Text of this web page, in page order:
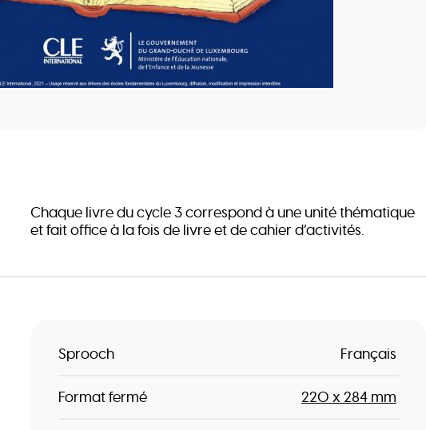
Chaque livre du cycle 3 correspond à une unité thématique
et fait office à la fois de livre et de cahier d’activités.
Sprooch Français
Format fermé 220 x 284 mm